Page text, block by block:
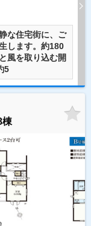
な住宅街に、ご
します。約180
風を取り込む開
5